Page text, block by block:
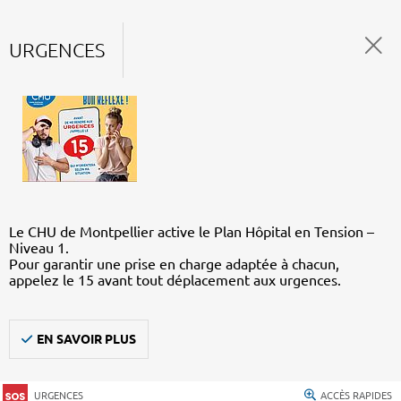
URGENCES
Le CHU de Montpellier active le Plan Hôpital en Tension –
Niveau 1.
Pour garantir une prise en charge adaptée à chacun,
appelez le 15 avant tout déplacement aux urgences.
EN SAVOIR PLUS
URGENCES ACCÈS RAPIDES